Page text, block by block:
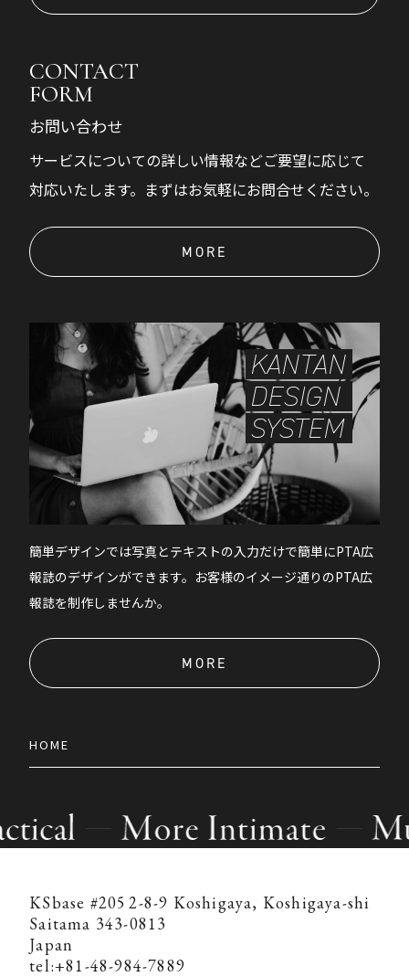
CONTACT
FORM
お問い合わせ
サービスについての詳しい情報などご要望に応じて
対応いたします。まずはお気軽にお問合せください。
MORE
KANTAN
DESIGN
SYSTEM
簡単デザインでは写真とテキストの入力だけで簡単にPTA広
報誌のデザインができます。お客様のイメージ通りのPTA広
報誌を制作しませんか。
MORE
HOME
KSbase #205 2-8-9 Koshigaya, Koshigaya-shi
Saitama 343-0813
Japan
tel:+81-48-984-7889